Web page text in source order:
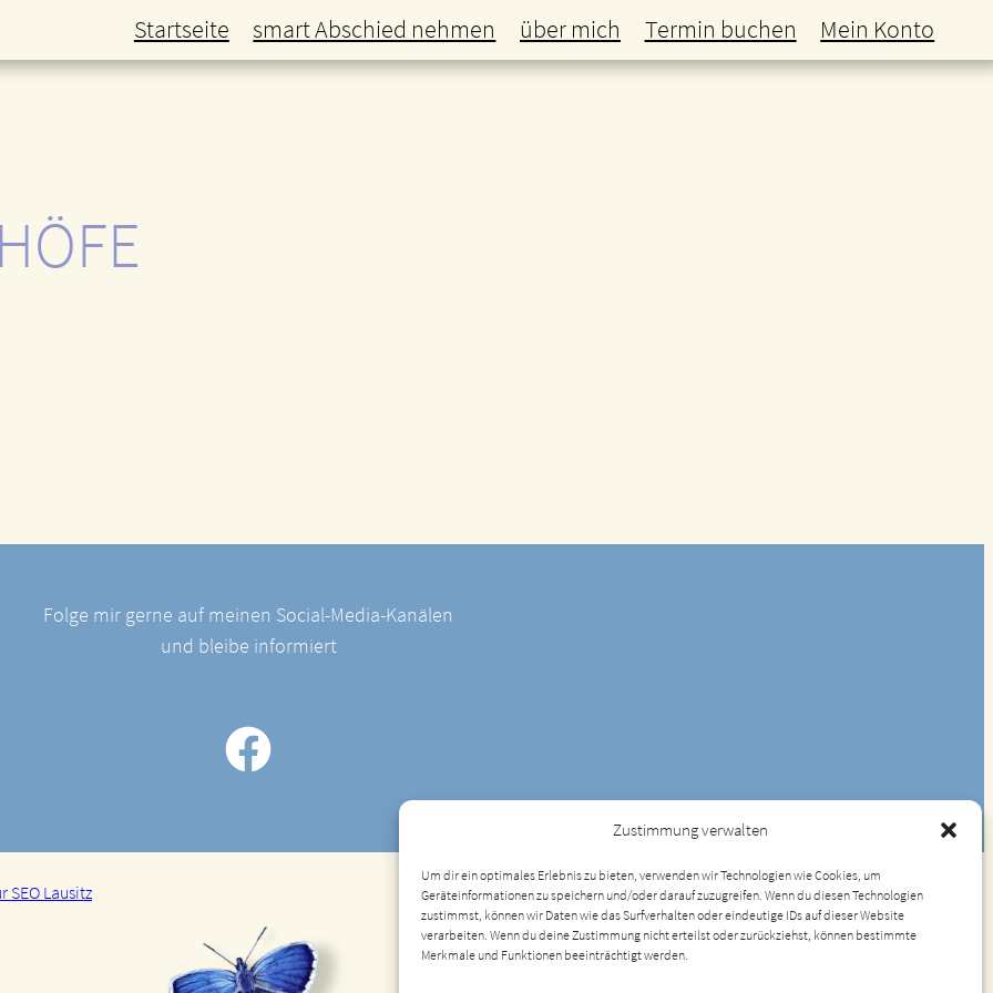
Zustimmung verwalten
Um dir ein optimales Erlebnis zu bieten, verwenden wir Technologien wie Cookies, um
Geräteinformationen zu speichern und/oder darauf zuzugreifen. Wenn du diesen Technologien
zustimmst, können wir Daten wie das Surfverhalten oder eindeutige IDs auf dieser Website
verarbeiten. Wenn du deine Zustimmung nicht erteilst oder zurückziehst, können bestimmte
Merkmale und Funktionen beeinträchtigt werden.
Startseite smart Abschied nehmen über mich Termin buchen Mein Konto
Folge mir gerne auf meinen Social-Media-Kanälen
und bleibe informiert
Lausitz AGBImpressumDatenschutzCookies